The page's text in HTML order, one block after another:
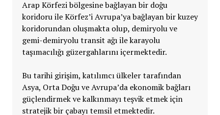
Arap Körfezi bölgesine bağlayan bir doğu
koridoru ile Körfez’i Avrupa’ya bağlayan bir kuzey
koridorundan oluşmakta olup, demiryolu ve
gemi-demiryolu transit ağı ile karayolu
taşımacılığı güzergahlarını içermektedir.
Bu tarihi girişim, katılımcı ülkeler tarafından
Asya, Orta Doğu ve Avrupa’da ekonomik bağları
güçlendirmek ve kalkınmayı teşvik etmek için
stratejik bir çabayı temsil etmektedir.